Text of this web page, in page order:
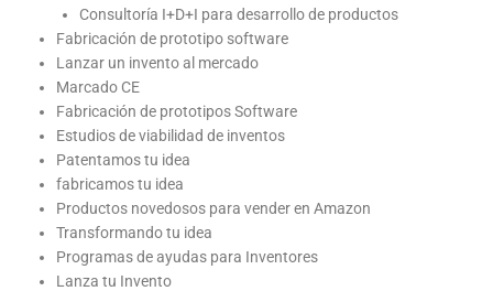
Consultoría I+D+I para desarrollo de productos
Fabricación de prototipo software
Lanzar un invento al mercado
Marcado CE
Fabricación de prototipos Software
Estudios de viabilidad de inventos
Patentamos tu idea
fabricamos tu idea
Productos novedosos para vender en Amazon
Transformando tu idea
Programas de ayudas para Inventores
Lanza tu Invento